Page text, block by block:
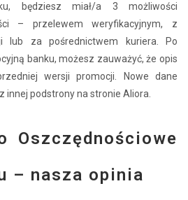
będziesz miał/a 3 możliwości
– przelewem weryfikacyjnym, z
lub za pośrednictwem kuriera. Po
banku, możesz zauważyć, że opis
wersji promocji. Nowe dane
innej podstrony na stronie Aliora.
Oszczędnościowe
– nasza opinia